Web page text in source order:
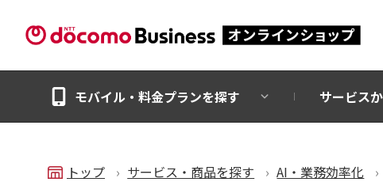
モバイル・料金プランを探す サービス
トップ サービス・商品を探す AI・業務効率化